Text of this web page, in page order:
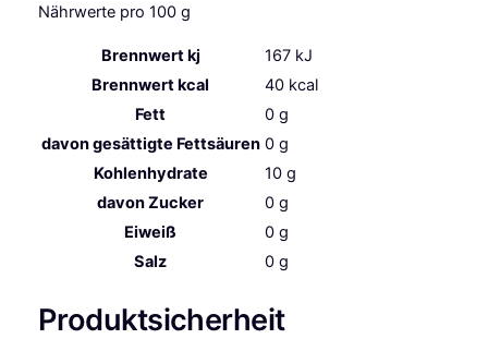
Nährwerte pro 100 g
Brennwert kj 167 kJ
Brennwert kcal
40 kcal
Fett
0 g
davongesättigte Fettsäuren 0 g
Kohlenhydrate
10 g
davonZucker 0 g
Eiweiß
0 g
Salz
0 g
Produktsicherheit